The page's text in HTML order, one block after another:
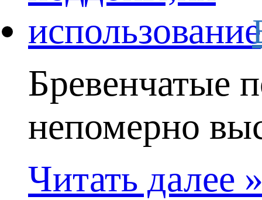
Бревенчатые
непомерно
Читать далее